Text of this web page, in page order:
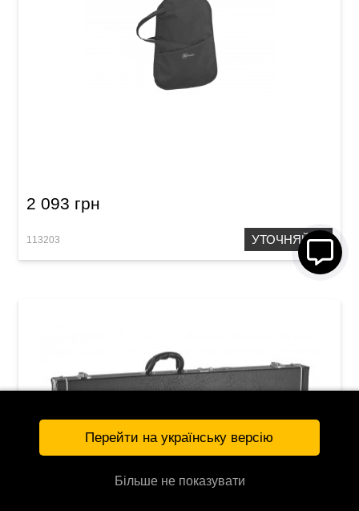
2 093 грн
113203 УТОЧНЯЙТЕ
Перейти на українську версію
Більше не показувати